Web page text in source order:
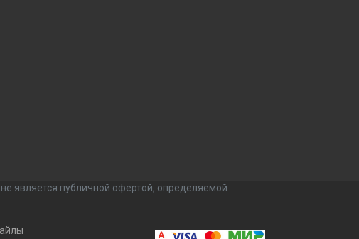
является публичной офертой, определяемой